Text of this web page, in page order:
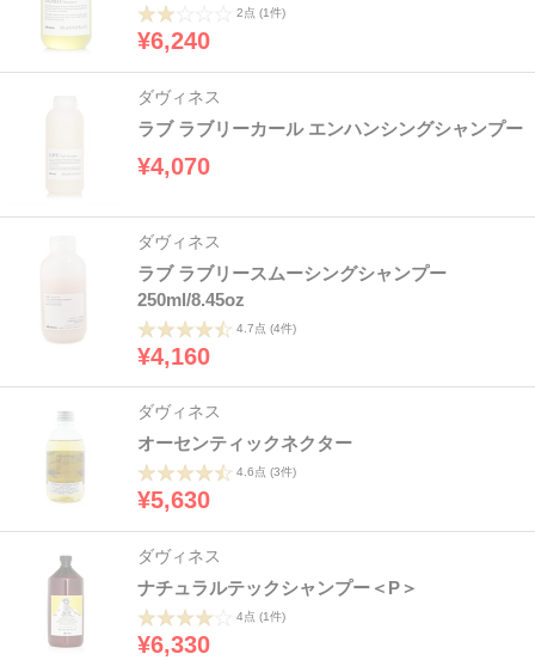
2点 (1件)
¥6,240
ダヴィネス
ラブ ラブリーカール エンハンシングシャンプー
¥4,070
ダヴィネス
ラブ ラブリースムーシングシャンプー
250ml/8.45oz
4.7点 (4件)
¥4,160
ダヴィネス
オーセンティックネクター
4.6点 (3件)
¥5,630
ダヴィネス
ナチュラルテックシャンプー＜P＞
4点 (1件)
¥6,330